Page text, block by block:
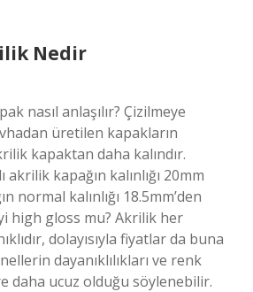
Nedir
nasıl anlaşılır? Çizilmeye
üretilen kapakların
kapaktan daha kalındır.
akrilik kapağın kalınlığı 20mm
normal kalınlığı 18.5mm’den
high gloss mu? Akrilik her
dolayısıyla fiyatlar da buna
dayanıklılıkları ve renk
daha ucuz olduğu söylenebilir.